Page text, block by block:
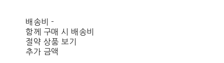
배송비 -
함께 구매 시 배송비
절약 상품 보기
추가 금액